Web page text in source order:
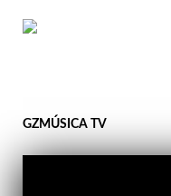
GZMÚSICA TV